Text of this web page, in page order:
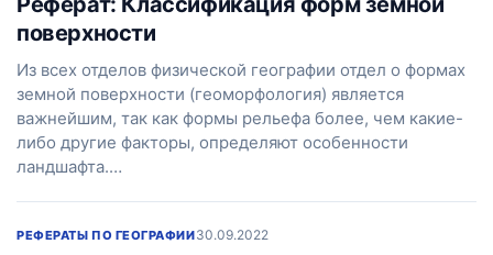
поверхности
Из всех отделов физической географии отдел о формах
земной поверхности (геоморфология) является
важнейшим, так как формы рельефа более, чем какие-
либо другие факторы, определяют особенности
ландшафта.…
РЕФЕРАТЫ ПО ГЕОГРАФИИ30.09.2022